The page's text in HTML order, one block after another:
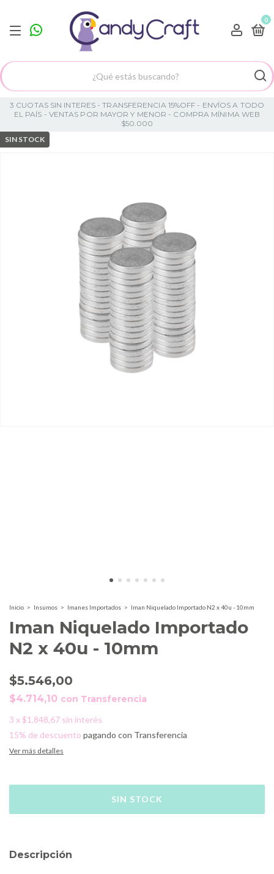
0
3 CUOTAS SIN INTERES - TRANSFERENCIA 15%OFF - ENVÍOS A TODO
EL PAÍS - VENTAS POR MAYOR Y MENOR - COMPRA MÍNIMA WEB
$50.000
SIN STOCK
Inicio > Insumos > Imanes Importados > Iman Niquelado Importado N2 x 40u - 10mm
Iman Niquelado Importado
N2 x 40u - 10mm
$5.546,00
$4.714,10 con Transferencia
3 x$1.848,67 sin interés
15% de descuento pagando con Transferencia
Ver más detalles
Descripción